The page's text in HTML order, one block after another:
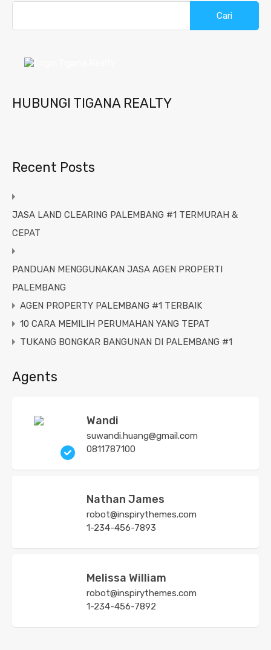
HUBUNGI TIGANA REALTY
Recent Posts
JASA LAND CLEARING PALEMBANG #1 TERMURAH &
CEPAT
PANDUAN MENGGUNAKAN JASA AGEN PROPERTI
PALEMBANG
AGEN PROPERTY PALEMBANG #1 TERBAIK
10 CARA MEMILIH PERUMAHAN YANG TEPAT
TUKANG BONGKAR BANGUNAN DI PALEMBANG #1
Agents
Wandi
suwandi.huang@gmail.com
0811787100
Nathan James
robot@inspirythemes.com
1-234-456-7893
Melissa William
robot@inspirythemes.com
1-234-456-7892